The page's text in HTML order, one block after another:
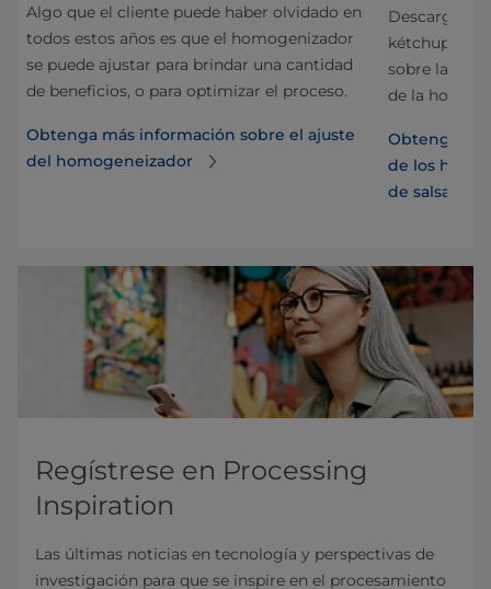
Algo que el cliente puede haber olvidado en
todos estos años es que el homogenizador
se puede ajustar para brindar una cantidad
de beneficios, o para optimizar el proceso.
Obtenga más información sobre el ajuste
del homogeneizador
Descargue
kétchup»
sobre la
de la
Obtenga
de los
de salsa de
Regístrese en Processing
Inspiration
Las últimas noticias en tecnología y perspectivas de
investigación para que se inspire en el procesamiento